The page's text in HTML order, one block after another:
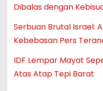
Dibalas dengan
Serbuan Brutal Israel:
Kebebasan Pers
IDF Lempar Mayat
Atas Atap Tepi Barat